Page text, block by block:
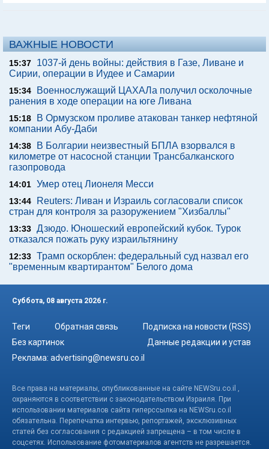
ВАЖНЫЕ НОВОСТИ
15:37
1037-й день войны: действия в Газе, Ливане и
Сирии, операции в Иудее и Самарии
15:34
Военнослужащий ЦАХАЛа получил осколочные
ранения в ходе операции на юге Ливана
15:18
В Ормузском проливе атакован танкер нефтяной
компании Абу-Даби
14:38
В Болгарии неизвестный БПЛА взорвался в
километре от насосной станции Трансбалканского
газопровода
14:01 Умер отец Лионеля Месси
13:44
Reuters: Ливан и Израиль согласовали список
стран для контроля за разоружением "Хизбаллы"
13:33 Дзюдо. Юношеский европейский кубок. Турок
отказался пожать руку израильтянину
12:33 Трамп оскорблен: федеральный суд назвал его
"временным квартирантом" Белого дома
Суббота, 08 августа 2026 г.
Теги Обратная связь
Подписка на новости (RSS)
Без картинок
Данные редакции и устав
Реклама: advertising@newsru.co.il
Все права на материалы, опубликованные на сайте NEWSru.co.il ,
охраняются в соответствии с законодательством Израиля. При
использовании материалов сайта гиперссылка на NEWSru.co.il
обязательна. Перепечатка интервью, репортажей, эксклюзивных
статей без согласования с редакцией запрещена – в том числе в
соцсетях. Использование фотоматериалов агентств не разрешается.